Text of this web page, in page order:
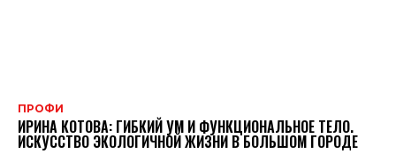
ПРОФИ
ИРИНА КОТОВА: ГИБКИЙ УМ И ФУНКЦИОНАЛЬНОЕ ТЕЛО.
ИСКУССТВО ЭКОЛОГИЧНОЙ ЖИЗНИ В БОЛЬШОМ ГОРОДЕ